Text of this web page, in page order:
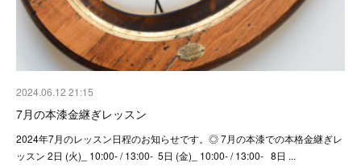
2024.06.12 21:15
7月の本漆金継ぎレッスン
2024年7月のレッスン日程のお知らせです。◎ 7月の本漆での本格金継ぎレ
ッスン 2日 (火)_ 10:00- / 13:00- 5日 (金)_ 10:00- / 13:00- 8日 ...